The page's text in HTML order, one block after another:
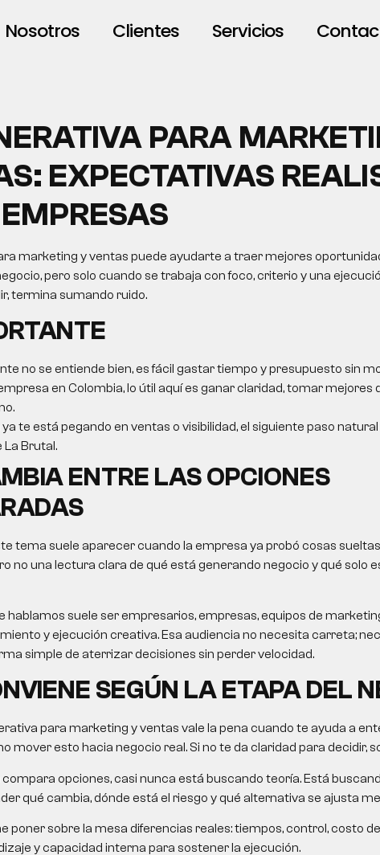
Nosotros Clientes Servicios
PARA
EXPECTATIVAS
marketing y ventas puede ayudarte a traer mejores
pero solo cuando se trabaja con foco, criterio y una
termina sumando ruido.
no se entiende bien, es fácil gastar tiempo y presupuesto sin
en Colombia, lo útil aquí es ganar claridad, tomar mejores
ya te está pegando en ventas o visibilidad, el siguiente paso
La Brutal.
ENTRE LAS OPCIONES
tema suele aparecer cuando la empresa ya probó cosas
no una lectura clara de qué está generando negocio y qué solo
hablamos suele ser empresarios, empresas, equipos de
y ejecución creativa. Esa audiencia no necesita carreta;
simple de aterrizar decisiones sin perder velocidad.
SEGÚN LA ETAPA DEL
para marketing y ventas vale la pena cuando te ayuda a
mover esto hacia negocio real. Si no te da claridad para decidir,
opciones, casi nunca está buscando teoría. Está
qué cambia, dónde está el riesgo y qué alternativa se ajusta
poner sobre la mesa diferencias reales: tiempos, control, costo
y capacidad interna para sostener la ejecución.